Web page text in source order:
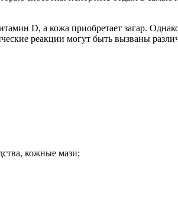
D, а кожа приобретает загар.
реакции могут быть вызваны
кожные мази;